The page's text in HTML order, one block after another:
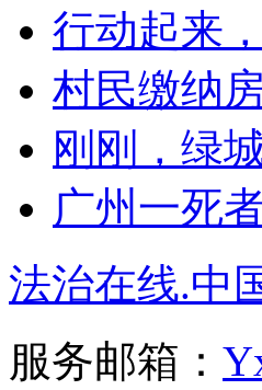
行动起来
村民缴纳
刚刚，绿
广州一死
法治在线.中
服务邮箱：